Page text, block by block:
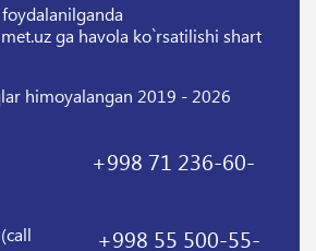
ga havola ko`rsatilishi shart
himoyalangan 2019 - 2026
+998 71 236-60-
+998 55 500-55-